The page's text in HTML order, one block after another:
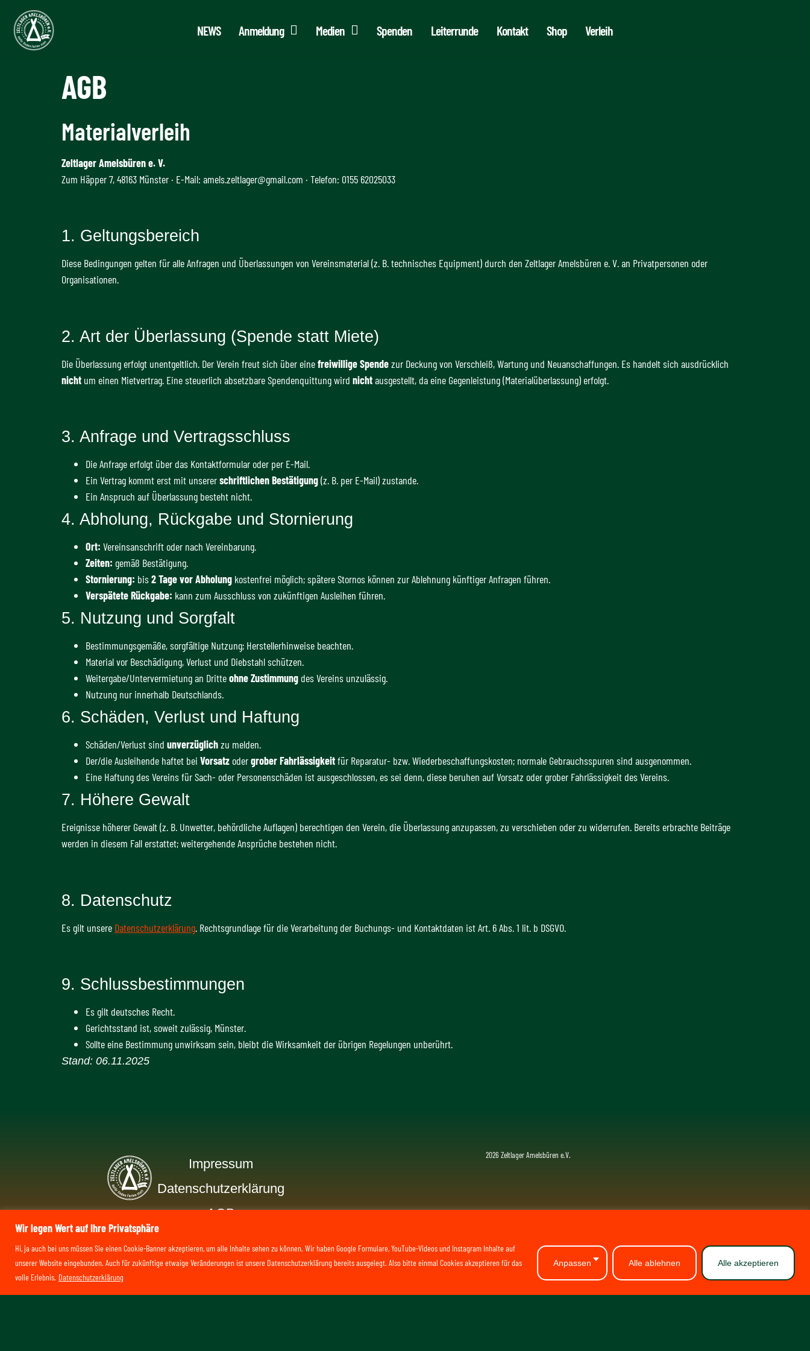
Wir legen Wert auf Ihre Privatsphäre
Hi, ja auch bei uns müssen Sie einen Cookie-Banner akzeptieren, um alle Inhalte sehen zu können. Wir haben Google Formulare, YouTube-Videos und Instagram Inhalte auf
unserer Website eingebunden. Auch für zukünftige etwaige Veränderungen ist unsere Datenschutzerklärung bereits ausgelegt. Also bitte einmal Cookies akzeptieren für das
volle Erlebnis. Datenschutzerklärung
Anpassen Alle ablehnen Alle akzeptieren
NEWS Anmeldung Medien Spenden Leiterrunde Kontakt Shop Verleih
AGB
Materialverleih
Zeltlager Amelsbüren e. V.
Zum Häpper 7, 48163 Münster · E-Mail: amels.zeltlager@gmail.com · Telefon: 0155 62025033
1. Geltungsbereich
Diese Bedingungen gelten für alle Anfragen und Überlassungen von Vereinsmaterial (z. B. technisches Equipment) durch den Zeltlager Amelsbüren e. V. an Privatpersonen oder
Organisationen.
2. Art der Überlassung (Spende statt Miete)
Die Überlassung erfolgt unentgeltlich. Der Verein freut sich über einefreiwillige Spendezur Deckung von Verschleiß, Wartung und Neuanschaffungen. Es handelt sich ausdrücklich
nicht um einen Mietvertrag. Eine steuerlich absetzbare Spendenquittung wird nichtausgestellt, da eine Gegenleistung (Materialüberlassung) erfolgt.
3. Anfrage und Vertragsschluss
Die Anfrage erfolgt über das Kontaktformular oder per E-Mail.
Ein Vertrag kommt erst mit unsererschriftlichen Bestätigung(z. B. per E-Mail) zustande.
Ein Anspruch auf Überlassung besteht nicht.
4. Abholung, Rückgabe und Stornierung
Ort: Vereinsanschrift oder nach Vereinbarung.
Zeiten: gemäß Bestätigung.
Stornierung: bis2 Tage vor Abholung kostenfrei möglich; spätere Stornos können zur Ablehnung künftiger Anfragen führen.
Verspätete Rückgabe: kann zum Ausschluss von zukünftigen Ausleihen führen.
5. Nutzung und Sorgfalt
Bestimmungsgemäße, sorgfältige Nutzung; Herstellerhinweise beachten.
Material vor Beschädigung, Verlust und Diebstahl schützen.
Weitergabe/Untervermietung an Dritteohne Zustimmungdes Vereins unzulässig.
Nutzung nur innerhalb Deutschlands.
6. Schäden, Verlust und Haftung
Schäden/Verlust sind unverzüglichzu melden.
Der/die Ausleihende haftet bei Vorsatzodergrober Fahrlässigkeitfür Reparatur- bzw. Wiederbeschaffungskosten; normale Gebrauchsspuren sind ausgenommen.
Eine Haftung des Vereins für Sach- oder Personenschäden ist ausgeschlossen, es sei denn, diese beruhen auf Vorsatz oder grober Fahrlässigkeit des Vereins.
7. Höhere Gewalt
Ereignisse höherer Gewalt (z. B. Unwetter, behördliche Auflagen) berechtigen den Verein, die Überlassung anzupassen, zu verschieben oder zu widerrufen. Bereits erbrachte Beiträge
werden in diesem Fall erstattet; weitergehende Ansprüche bestehen nicht.
8. Datenschutz
Es gilt unsere Datenschutzerklärung. Rechtsgrundlage für die Verarbeitung der Buchungs- und Kontaktdaten ist Art. 6 Abs. 1 lit. b DSGVO.
9. Schlussbestimmungen
Es gilt deutsches Recht.
Gerichtsstand ist, soweit zulässig, Münster.
Sollte eine Bestimmung unwirksam sein, bleibt die Wirksamkeit der übrigen Regelungen unberührt.
Stand: 06.11.2025
Zeltlager
Amelsbüren
e.V.
Impressum
Datenschutzerklärung
AGB
2026 Zeltlager Amelsbüren e.V.